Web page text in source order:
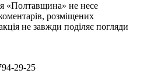
«Полтавщина» не несе
розміщених
не завжди поділяє погляди
29-25